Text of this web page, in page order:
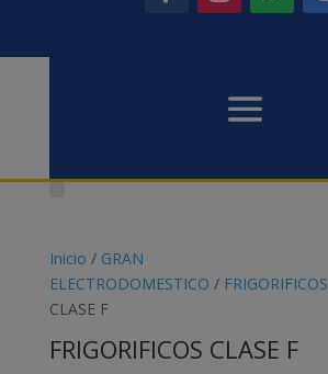
Inicio / GRAN
ELECTRODOMESTICO / FRIGORIFICOS
CLASE F
FRIGORIFICOS CLASE F